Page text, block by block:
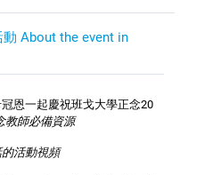
About the event in
恩一起慶祝班戈大學正念20
教師必備資源
活動視頻